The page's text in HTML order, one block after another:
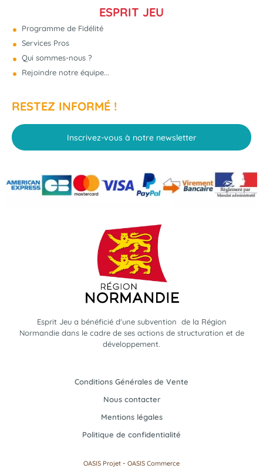
ESPRIT JEU
Programme de Fidélité
Services Pros
Qui sommes-nous ?
Rejoindre notre équipe...
RESTEZ INFORMÉ !
Inscrivez-vous à notre newsletter
Esprit Jeu a bénéficié d'une subvention de la Région
Normandie dans le cadre de ses actions de structuration et de
développement.
Conditions Générales de Vente
Nous contacter
Mentions légales
Politique de confidentialité
OASIS Projet - OASIS Commerce